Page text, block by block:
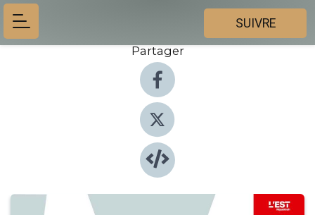
SUIVRE
Partager